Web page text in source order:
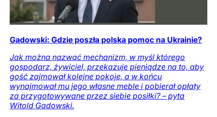
Gadowski: Gdzie poszła polska pomoc na Ukrainie?
Jak można nazwać mechanizm, w myśl którego
gospodarz, żywiciel, przekazuje pieniądze na to, aby
gość zajmował kolejne pokoje, a w końcu
wynajmował mu jego własne meble i pobierał opłaty
za przygotowywane przez siebie posiłki? – pyta
Witold Gadowski.